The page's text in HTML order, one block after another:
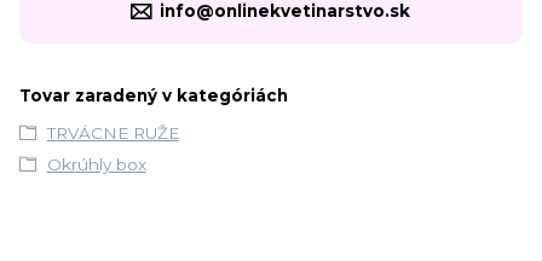
info@onlinekvetinarstvo.sk
Tovar zaradený v kategóriách
TRVÁCNE RUŽE
Okrúhly box